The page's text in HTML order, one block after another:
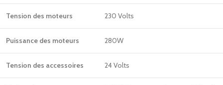
Tension des moteurs 230 Volts
Puissance des moteurs 280W
Tension des accessoires 24 Volts